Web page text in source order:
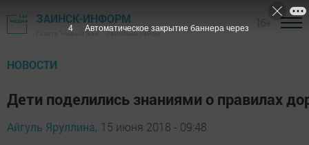
ЗАИНСК-ИНФОРМ
Газета "Новый Зай" - Заинский район
НОВОСТИ
Дети поделились знаниями о правилах
Айгуль Яруллина, 15 июня 2018 - 09:48
4 Автоматическое закрытие баннера через